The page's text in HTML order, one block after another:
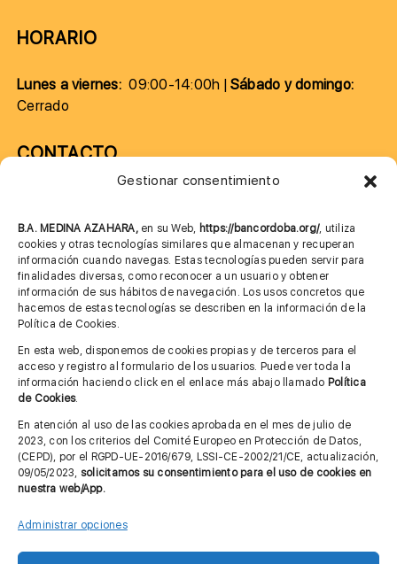
Gestionar consentimiento
B.A. MEDINA AZAHARA, en su Web, https://bancordoba.org/, utiliza
cookies y otras tecnologías similares que almacenan y recuperan
información cuando navegas. Estas tecnologías pueden servir para
finalidades diversas, como reconocer a un usuario y obtener
información de sus hábitos de navegación. Los usos concretos que
hacemos de estas tecnologías se describen en la información de la
Política de Cookies.
En esta web, disponemos de cookies propias y de terceros para el
acceso y registro al formulario de los usuarios. Puede ver toda la
información haciendo click en el enlace más abajo llamado Política
de Cookies.
En atención al uso de las cookies aprobada en el mes de julio de
2023, con los criterios del Comité Europeo en Protección de Datos,
(CEPD), por el RGPD-UE-2016/679, LSSI-CE-2002/21/CE, actualización,
09/05/2023, solicitamos su consentimiento para el uso de cookies en
nuestra web/App.
Administrar opciones
HORARIO
Lunes a viernes:09:00-14:00h |Sábado y domingo:
Cerrado
CONTACTO
685 901 226
MÁS INFORMACIÓN
Aviso legal
Política de privacidad
Cita previa FAGA